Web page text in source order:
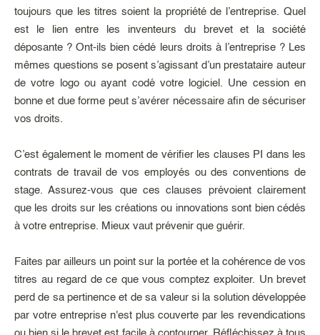
toujours que les titres soient la propriété de l’entreprise. Quel
est le lien entre les inventeurs du brevet et la société
déposante ? Ont-ils bien cédé leurs droits à l’entreprise ? Les
mêmes questions se posent s’agissant d’un prestataire auteur
de votre logo ou ayant codé votre logiciel. Une cession en
bonne et due forme peut s’avérer nécessaire afin de sécuriser
vos droits.
C’est également le moment de vérifier les clauses PI dans les
contrats de travail de vos employés ou des conventions de
stage. Assurez-vous que ces clauses prévoient clairement
que les droits sur les créations ou innovations sont bien cédés
à votre entreprise. Mieux vaut prévenir que guérir.
Faites par ailleurs un point sur la portée et la cohérence de vos
titres au regard de ce que vous comptez exploiter. Un brevet
perd de sa pertinence et de sa valeur si la solution développée
par votre entreprise n'est plus couverte par les revendications